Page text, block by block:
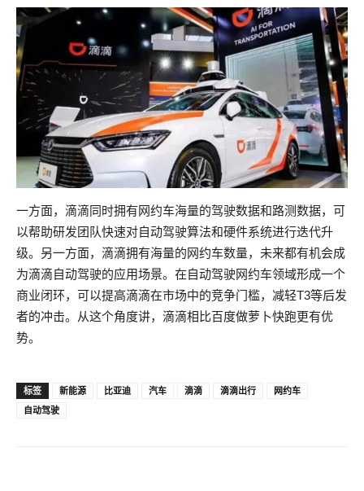
一方面，滴滴同时拥有网约车海量的驾驶数据和路测数据，可
以帮助研发团队快速对自动驾驶算法和硬件系统进行迭代升
级。另一方面，滴滴拥有海量的网约车数量，未来都有机会成
为滴滴自动驾驶的应用场景。在自动驾驶网约车领域形成一个
商业闭环，可以提高滴滴在市场中的竞争门槛，减轻T3等后发
者的冲击。从这个角度讲，滴滴相比百度做萝卜快跑更有优
势。
标签 新能源 比亚迪 汽车 滴滴 滴滴出行
网约车
自动驾驶